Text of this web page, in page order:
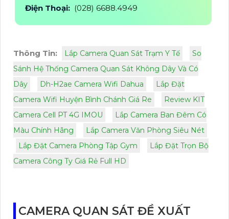
Điện Thoại: (028) 6688.4949
Thông Tin: Lắp Camera Quan Sát Trạm Y Tế
So
Sánh Hệ Thống Camera Quan Sát Không Dây Và Có
Dây
Dh-H2ae Camera Wifi Dahua
Lắp Đặt
Camera Wifi Huyện Bình Chánh Giá Re
Review KIT
Camera Cell PT 4G IMOU
Lắp Camera Ban Đêm Có
Màu Chính Hãng
Lắp Camera Văn Phòng Siêu Nét
Lắp Đặt Camera Phòng Tập Gym
Lắp Đặt Trọn Bộ
Camera Công Ty Giá Rẻ Full HD
CAMERA QUAN SÁT ĐỀ XUẤT